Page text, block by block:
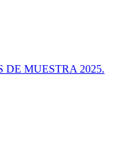
DE MUESTRA 2025.